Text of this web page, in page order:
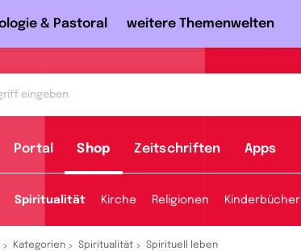
& Pastoral weitere Themenwelten
Portal Shop Zeitschriften Apps
Spiritualität Kirche Religionen Kinderbücher
Kategorien Spiritualität Spirituell leben